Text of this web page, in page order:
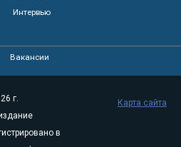
Интервью
Вакансии
г.
в
Карта сайта